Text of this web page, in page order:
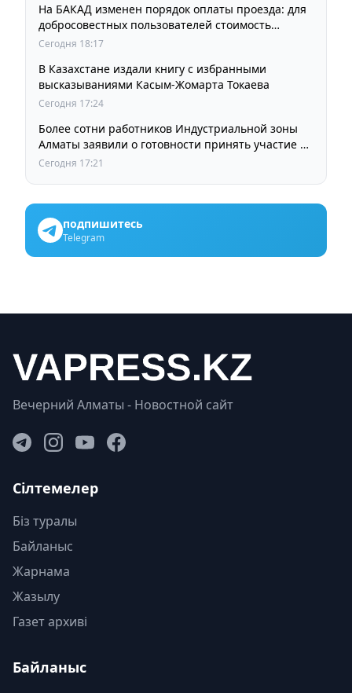
На БАКАД изменен порядок оплаты проезда: для
добросовестных пользователей стоимость
остается прежней
Сегодня 18:17
В Казахстане издали книгу с избранными
высказываниями Касым-Жомарта Токаева
Сегодня 17:24
Более сотни работников Индустриальной зоны
Алматы заявили о готовности принять участие в
выборах членов Курылтая
Сегодня 17:21
подпишитесь
Telegram
Вечерний Алматы - Новостной сайт
Сілтемелер
Біз туралы
Байланыс
Жарнама
Жазылу
Газет архиві
Байланыс